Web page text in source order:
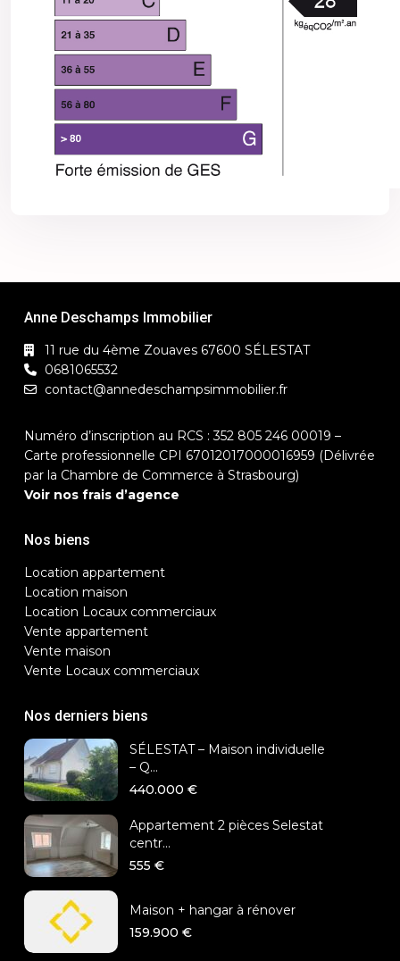
Anne Deschamps Immobilier
11 rue du 4ème Zouaves 67600 SÉLESTAT
0681065532
contact@annedeschampsimmobilier.fr
Numéro d’inscription au RCS : 352 805 246 00019 –
Carte professionnelle CPI 67012017000016959 (Délivrée
par la Chambre de Commerce à Strasbourg)
Voir nos frais d’agence
Nos biens
Location appartement
Location maison
Location Locaux commerciaux
Vente appartement
Vente maison
Vente Locaux commerciaux
Nos derniers biens
SÉLESTAT – Maison individuelle
– Q...
440.000 €
Appartement 2 pièces Selestat
centr...
555 €
Maison + hangar à rénover
159.900 €